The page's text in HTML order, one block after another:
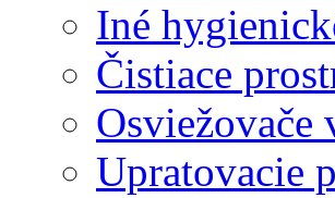
Iné
Čistiace
Osviežovače
Upratovacie